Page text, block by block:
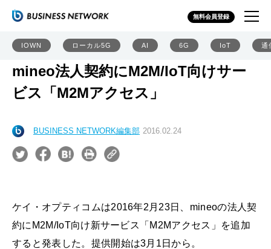
無料会員登録
IOWN ローカル5G AI 6G IoT 通
mineo法人契約にM2M/IoT向けサー
ビス「M2Mアクセス」
BUSINESS NETWORK編集部 2016.02.24
ケイ・オプティコムは2016年2月23日、mineoの法人契
約にM2M/IoT向け新サービス「M2Mアクセス」を追加
すると発表した。提供開始は3月1日から。